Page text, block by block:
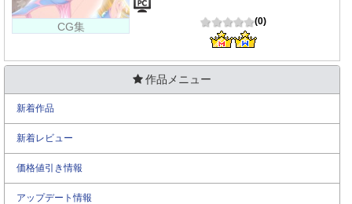
CG集 (0)
作品メニュー
新着作品
新着レビュー
価格値引き情報
アップデート情報